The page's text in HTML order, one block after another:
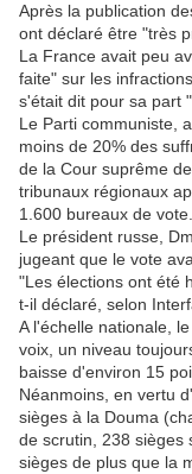
Après la publication
ont déclaré être "très
La France avait peu
faite" sur les
s'était dit pour sa part
Le Parti communiste,
moins de 20% des
de la Cour suprême
tribunaux régionaux
1.600 bureaux de vote.
Le président russe,
jugeant que le vote
"Les élections ont été
t-il déclaré, selon
A l'échelle nationale,
voix, un niveau
baisse d'environ 15
Néanmoins, en vertu
sièges à la Douma
de scrutin, 238 sièges
sièges de plus que la